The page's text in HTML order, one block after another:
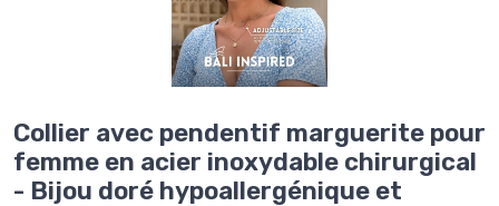
Collier avec pendentif marguerite pour
femme en acier inoxydable chirurgical
- Bijou doré hypoallergénique et